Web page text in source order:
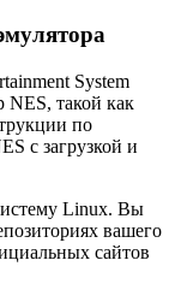
System
NES, такой как
по
с загрузкой и
Linux. Вы
вашего
сайтов